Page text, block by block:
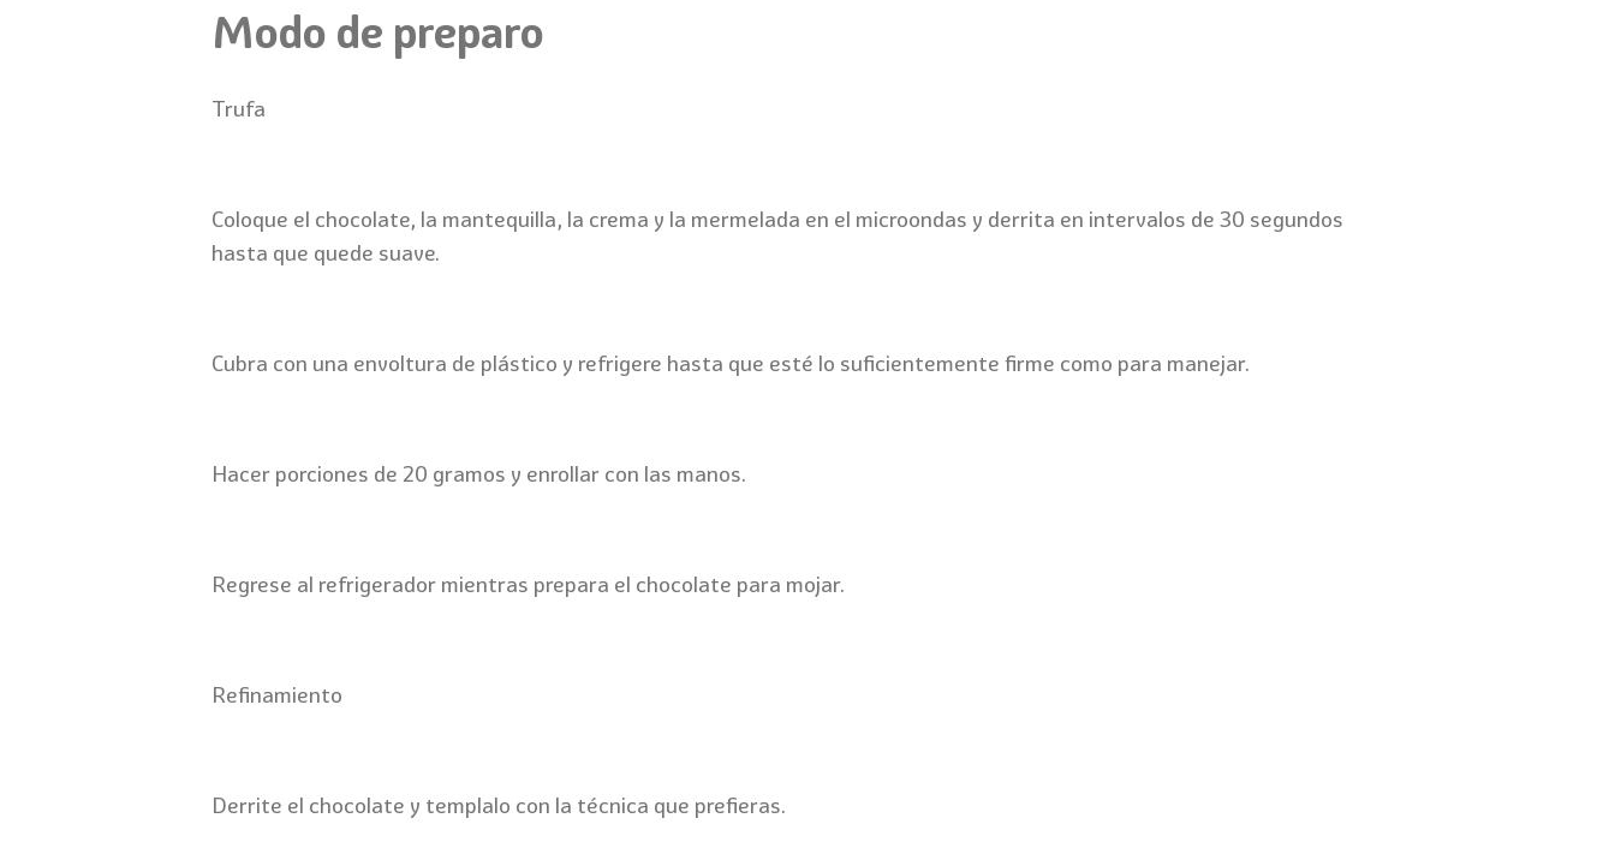
Modo de preparo
Trufa
Coloque el chocolate, la mantequilla, la crema y la mermelada en el microondas y derrita en intervalos de 30 segundos
hasta que quede suave.
Cubra con una envoltura de plástico y refrigere hasta que esté lo suficientemente firme como para manejar.
Hacer porciones de 20 gramos y enrollar con las manos.
Regrese al refrigerador mientras prepara el chocolate para mojar.
Refinamiento
Derrite el chocolate y templalo con la técnica que prefieras.